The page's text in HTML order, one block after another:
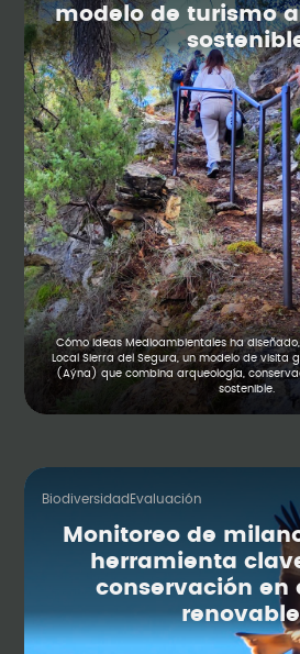
modelo de turismo
Cómo Ideas Medioambientales ha
Local Sierra del Segura, un modelo de visita
(Aýna) que combina arqueología,
sostenible.
Biodiversidad Evaluación
Monitoreo de
herramienta
conservación en